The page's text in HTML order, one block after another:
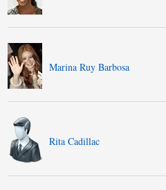
Marina Ruy Barbosa
Rita Cadillac